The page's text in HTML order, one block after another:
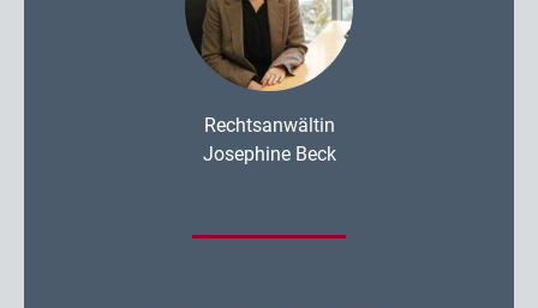
Rechtsanwältin
Josephine Beck